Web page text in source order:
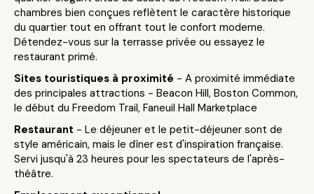
chambres bien conçues reflètent le caractère historique
du quartier tout en offrant tout le confort moderne.
Détendez-vous sur la terrasse privée ou essayez le
restaurant primé.
Sites touristiques à proximité - A proximité immédiate
des principales attractions - Beacon Hill, Boston Common,
le début du Freedom Trail, Faneuil Hall Marketplace
Restaurant - Le déjeuner et le petit-déjeuner sont de
style américain, mais le dîner est d'inspiration française.
Servi jusqu'à 23 heures pour les spectateurs de l'après-
théâtre.